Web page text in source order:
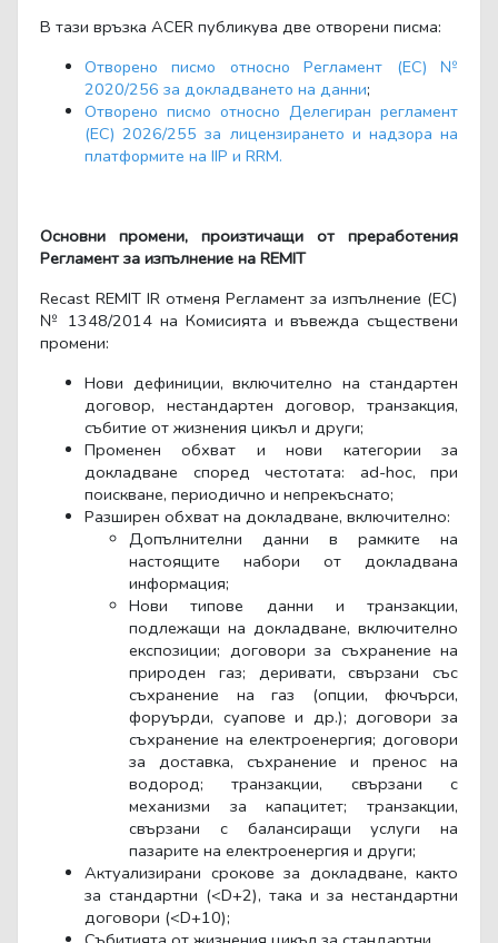
В тази връзка ACER публикува две отворени писма:
Отворено писмо относно Регламент (ЕС) №
2020/256 за докладването на данни;
Отворено писмо относно Делегиран регламент
(ЕС) 2026/255 за лицензирането и надзора на
платформите на IIP и RRM.
Основни промени, произтичащи от преработения
Регламент за изпълнение на REMIT
Recast REMIT IR отменя Регламент за изпълнение (ЕС)
№ 1348/2014 на Комисията и въвежда съществени
промени:
Нови дефиниции, включително на стандартен
договор, нестандартен договор, транзакция,
събитие от жизнения цикъл и други;
Променен обхват и нови категории за
докладване според честотата: ad-hoc, при
поискване, периодично и непрекъснато;
Разширен обхват на докладване, включително:
Допълнителни данни в рамките на
настоящите набори от докладвана
информация;
Нови типове данни и транзакции,
подлежащи на докладване, включително
експозиции; договори за съхранение на
природен газ; деривати, свързани със
съхранение на газ (опции, фючърси,
форуърди, суапове и др.); договори за
съхранение на електроенергия; договори
за доставка, съхранение и пренос на
водород; транзакции, свързани с
механизми за капацитет; транзакции,
свързани с балансиращи услуги на
пазарите на електроенергия и други;
Актуализирани срокове за докладване, както
за стандартни (<D+2), така и за нестандартни
договори (<D+10);